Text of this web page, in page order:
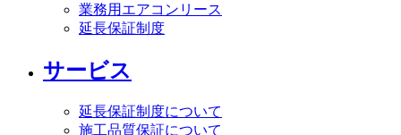
業務用エアコンリース
延長保証制度
サービス
延長保証制度について
施工品質保証について